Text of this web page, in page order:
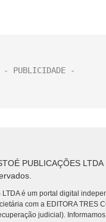
PUBLICAÇÕES LTDA
LTDA é um portal digital
com a EDITORA TRES
judicial).